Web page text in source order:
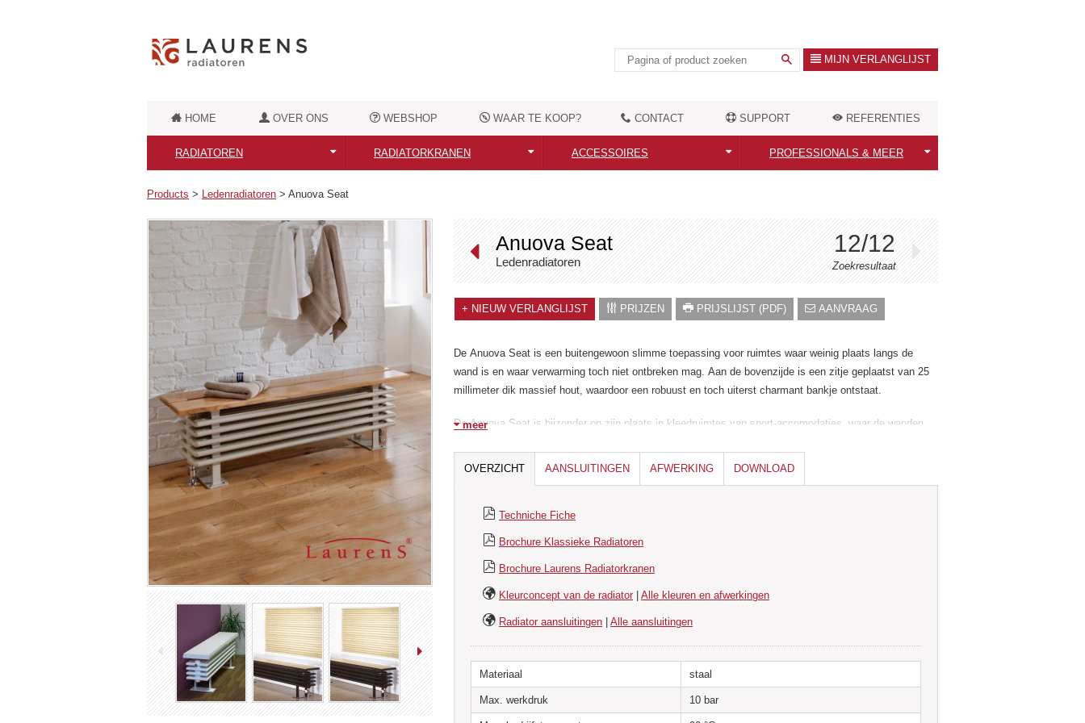
MIJN VERLANGLIJST
HOME OVER ONS WEBSHOP WAAR TE KOOP? CONTACT SUPPORT REFERENTIES
RADIATOREN
Alle Laurens Radiatoren
Puur Elektrische radiatoren
Badkamerradiatoren
Retro badkamerradiatoren
Luxe badkamerradiatoren
Designradiatoren
TOP Designradiatoren
Gietijzeren radiatoren
Industriële Spiraalradiatoren
Ledenradiatoren
RADIATORKRANEN
Moderne radiatorkranen
Nostalgische radiatorkranen
Aansluittoebehoren
ACCESSOIRES
Elektrische verwarmingselementen
Handdoekbeugels
PROFESSIONALS & MEER
Warmtebehoefte berekenen
Outlet Store
Products > Ledenradiatoren > Anuova Seat
12/12
Zoekresultaat
Anuova Seat
Ledenradiatoren
+ NIEUW VERLANGLIJST PRIJZEN PRIJSLIJST (PDF) AANVRAAG
De Anuova Seat is een buitengewoon slimme toepassing voor ruimtes waar weinig plaats langs de
wand is en waar verwarming toch niet ontbreken mag. Aan de bovenzijde is een zitje geplaatst van 25
millimeter dik massief hout, waardoor een robuust en toch uiterst charmant bankje ontstaat.
De Anuova Seat is bijzonder op zijn plaats in kleedruimtes van sport-accomodaties, waar de wanden
meer
OVERZICHT AANSLUITINGEN AFWERKING DOWNLOAD
Techniche Fiche
Brochure Klassieke Radiatoren
Brochure Laurens Radiatorkranen
Kleurconcept van de radiator Alle kleuren en afwerkingen
Radiator aansluitingen Alle aansluitingen
Materiaal staal
Max. werkdruk 10 bar